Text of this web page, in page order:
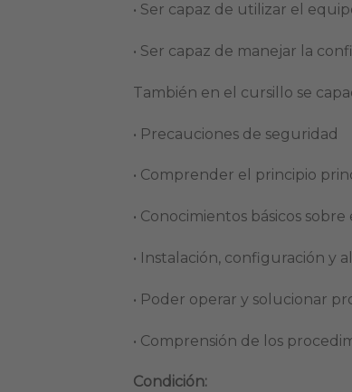
• Ser capaz de utilizar el
• Ser capaz de manejar la
También en el cursillo se
• Precauciones de seguridad
• Comprender el principio
• Conocimientos básicos
• Instalación, configuración y
• Poder operar y solucionar
• Comprensión de los
Condición: